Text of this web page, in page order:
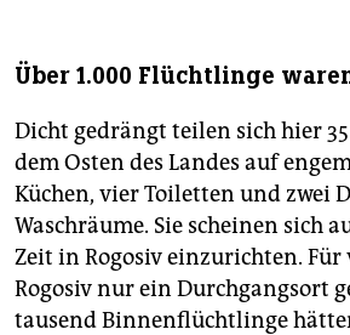
Über 1.000 Flüchtlinge
Dicht gedrängt teilen sich hier
dem Osten des Landes auf
Küchen, vier Toiletten und zwei
Waschräume. Sie scheinen sich
Zeit in Rogosiv einzurichten. Für
Rogosiv nur ein Durchgangsort
tausend Binnenflüchtlinge